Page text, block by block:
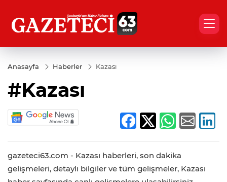
Anasayfa Haberler Kazası
#Kazası
gazeteci63.com - Kazası haberleri, son dakika
gelişmeleri, detaylı bilgiler ve tüm gelişmeler, Kazası